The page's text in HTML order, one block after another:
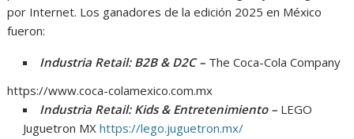
por Internet. Los ganadores de la edición 2025 en México
fueron:
Industria Retail: B2B & D2C – The Coca-Cola Company
https://www.coca-colamexico.com.mx
Industria Retail: Kids & Entretenimiento – LEGO
Juguetron MXhttps://lego.juguetron.mx/